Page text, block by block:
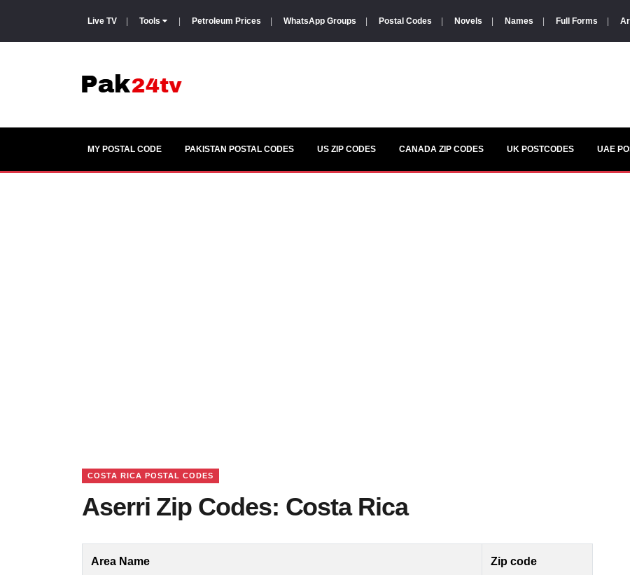
Live TV Tools Petroleum Prices WhatsApp Groups Postal Codes Novels Names Full Forms
MY POSTAL CODE PAKISTAN POSTAL CODES US ZIP CODES CANADA ZIP CODES UK POSTCODES UAE
COSTA RICA POSTAL CODES
Aserri Zip Codes: Costa Rica
Area Name Zip code